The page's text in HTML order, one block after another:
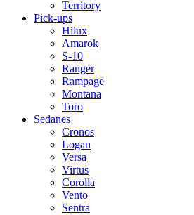
Territory
Pick-ups
Hilux
Amarok
S-10
Ranger
Rampage
Montana
Toro
Sedanes
Cronos
Logan
Versa
Virtus
Corolla
Vento
Sentra